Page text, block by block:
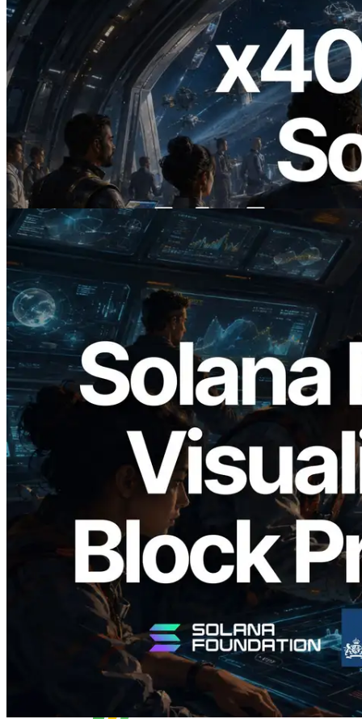
2026.07.04
ERPC ra mắt Solana RPC hỗ trợ x402 —
Mở ra thời đại AI Agent trả tiền theo nhu
cầu cho API cần dùng
Đọc bài viết này
2026.05.24
Validators Solutions ra mắt Solana Block
Analyzer — Trực quan hóa thời gian tạo
block và validator phụ trách theo từng
slot
Đọc bài viết này